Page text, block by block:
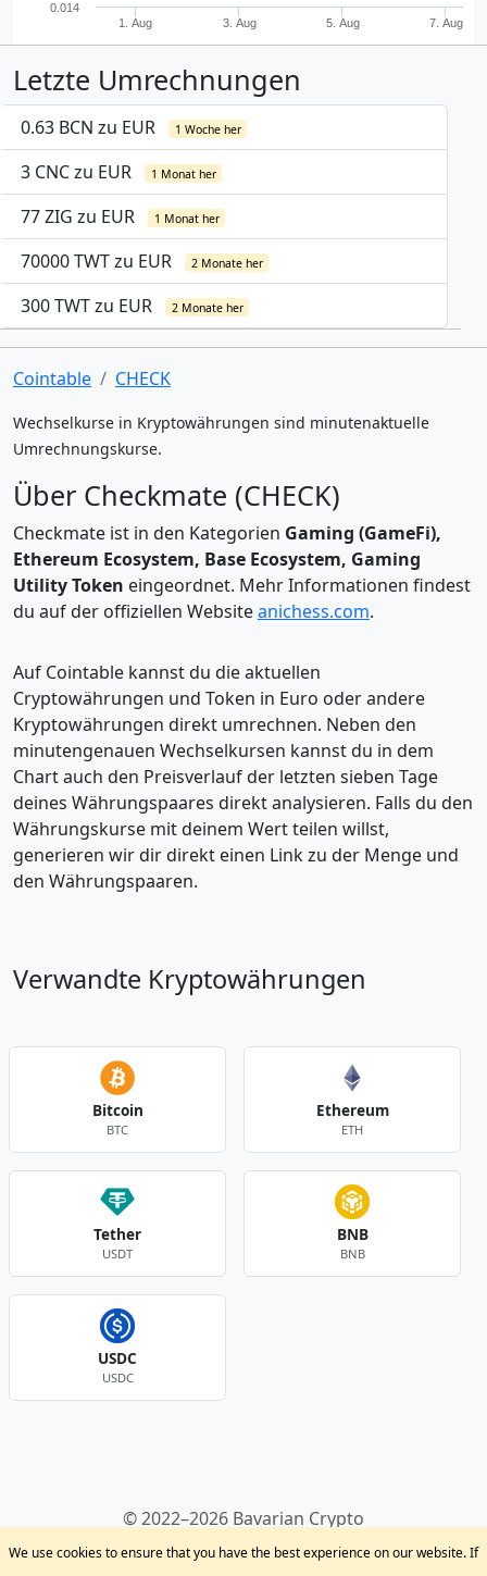
1. Aug 3. Aug 5. Aug 7. Aug
0.014
Letzte Umrechnungen
0.63 BCN zu EUR 1 Woche her
3 CNC zu EUR 1 Monat her
77 ZIG zu EUR 1 Monat her
70000 TWT zu EUR 2 Monate her
300 TWT zu EUR 2 Monate her
Cointable CHECK
Wechselkurse in Kryptowährungen sind minutenaktuelle
Umrechnungskurse.
Über Checkmate (CHECK)
Checkmate ist in den Kategorien Gaming (GameFi),
Ethereum Ecosystem, Base Ecosystem, Gaming
Utility Token eingeordnet. Mehr Informationen findest
du auf der offiziellen Websiteanichess.com.
Auf Cointable kannst du die aktuellen
Cryptowährungen und Token in Euro oder andere
Kryptowährungen direkt umrechnen. Neben den
minutengenauen Wechselkursen kannst du in dem
Chart auch den Preisverlauf der letzten sieben Tage
deines Währungspaares direkt analysieren. Falls du den
Währungskurse mit deinem Wert teilen willst,
generieren wir dir direkt einen Link zu der Menge und
den Währungspaaren.
Verwandte Kryptowährungen
Bitcoin
BTC
Ethereum
ETH
Tether
USDT
BNB
BNB
USDC
USDC
© 2022–2026 Bavarian Crypto
Kryptowährungen
Privacy Policy
Disclaimer
We use cookies to ensure that you have the best experience on our website. If